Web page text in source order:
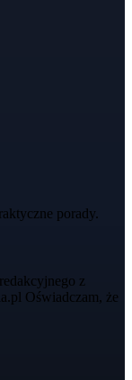
porady.
z
Oświadczam, że